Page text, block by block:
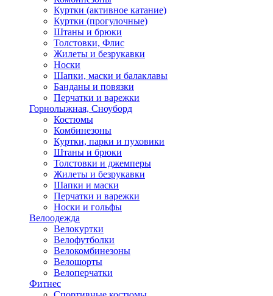
Куртки (активное катание)
Куртки (прогулочные)
Штаны и брюки
Толстовки, Флис
Жилеты и безрукавки
Носки
Шапки, маски и балаклавы
Банданы и повязки
Перчатки и варежки
Горнолыжная, Сноуборд
Костюмы
Комбинезоны
Куртки, парки и пуховики
Штаны и брюки
Толстовки и джемперы
Жилеты и безрукавки
Шапки и маски
Перчатки и варежки
Носки и гольфы
Велоодежда
Велокуртки
Велофутболки
Велокомбинезоны
Велошорты
Велоперчатки
Фитнес